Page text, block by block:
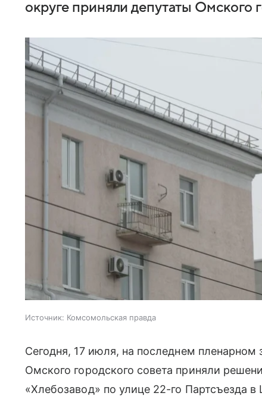
округе приняли депутаты Омского
Источник: Комсомольская правда
Сегодня, 17 июля, на последнем пленарном
Омского городского совета приняли
«Хлебозавод» по улице 22-го Партсъезда